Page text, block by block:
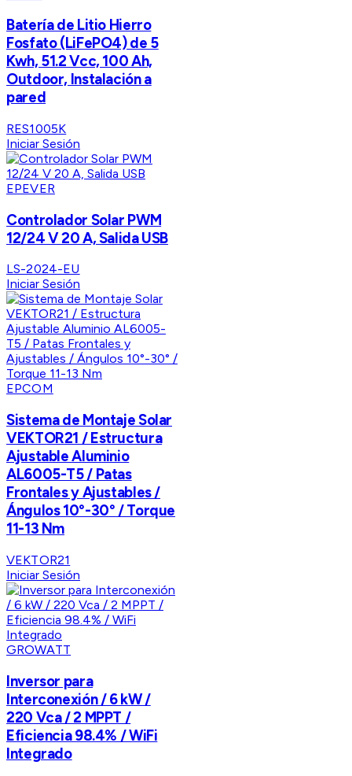
Batería de Litio Hierro
Fosfato (LiFePO4) de 5
Kwh, 51.2 Vcc, 100 Ah,
Outdoor, Instalación a
pared
RES1005K
Iniciar Sesión
EPEVER
Controlador Solar PWM
12/24 V 20 A, Salida USB
LS-2024-EU
Iniciar Sesión
EPCOM
Sistema de Montaje Solar
VEKTOR21 / Estructura
Ajustable Aluminio
AL6005-T5 / Patas
Frontales y Ajustables /
Ángulos 10°-30° / Torque
11-13 Nm
VEKTOR21
Iniciar Sesión
GROWATT
Inversor para
Interconexión / 6 kW /
220 Vca / 2 MPPT /
Eficiencia 98.4% / WiFi
Integrado